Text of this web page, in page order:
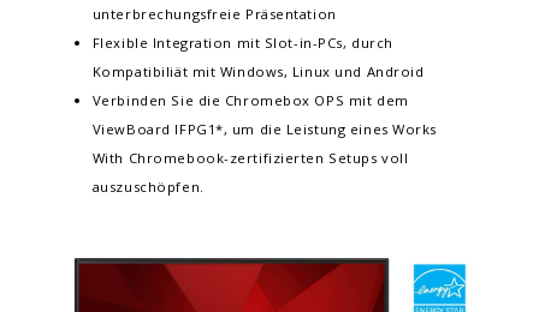
unterbrechungsfreie Präsentation
Flexible Integration mit Slot-in-PCs, durch
Kompatibiliät mit Windows, Linux und Android
Verbinden Sie die Chromebox OPS mit dem
ViewBoard IFPG1*, um die Leistung eines Works
With Chromebook-zertifizierten Setups voll
auszuschöpfen.